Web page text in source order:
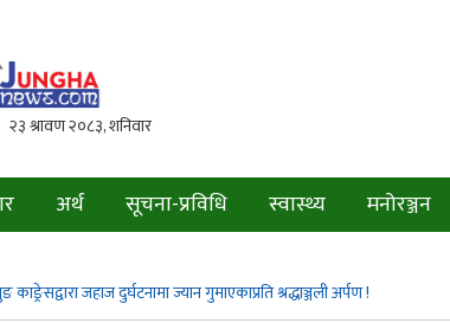
अर्थ सूचना-प्रविधि स्वास्थ्य मनोरञ्जन
काङ्रेसद्वारा जहाज दुर्घटनामा ज्यान गुमाएकाप्रति श्रद्धाञ्जली अर्पण !